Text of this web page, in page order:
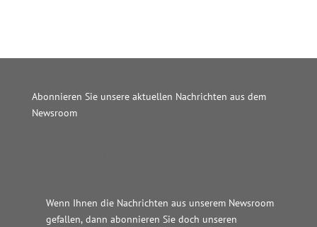
Abonnieren Sie unsere aktuellen Nachrichten aus dem
Newsroom
Wenn Ihnen die Nachrichten aus unserem Newsroom
gefallen, dann abonnieren Sie doch unseren